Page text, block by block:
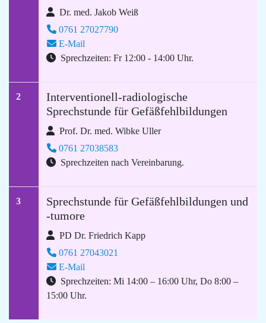
Dr. med. Jakob Weiß
0761 27027790
E-Mail
Sprechzeiten: Fr 12:00 - 14:00 Uhr.
2
Interventionell-radiologische
Sprechstunde für Gefäßfehlbildungen
Prof. Dr. med. Wibke Uller
0761 27038583
Sprechzeiten nach Vereinbarung.
3
Sprechstunde für Gefäßfehlbildungen und
-tumore
PD Dr. Friedrich Kapp
0761 27043021
E-Mail
Sprechzeiten: Mi 14:00 – 16:00 Uhr, Do 8:00 –
15:00 Uhr.